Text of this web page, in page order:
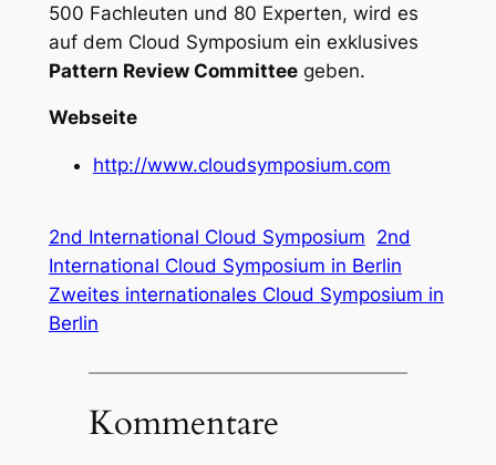
500 Fachleuten und 80 Experten, wird es
auf dem Cloud Symposium ein exklusives
Pattern Review Committeegeben.
Webseite
http://www.cloudsymposium.com
2nd International Cloud Symposium 2nd
International Cloud Symposium in Berlin
Zweites internationales Cloud Symposium in
Berlin
Kommentare